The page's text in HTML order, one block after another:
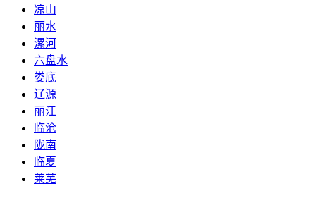
凉山
丽水
漯河
六盘水
娄底
辽源
丽江
临沧
陇南
临夏
莱芜